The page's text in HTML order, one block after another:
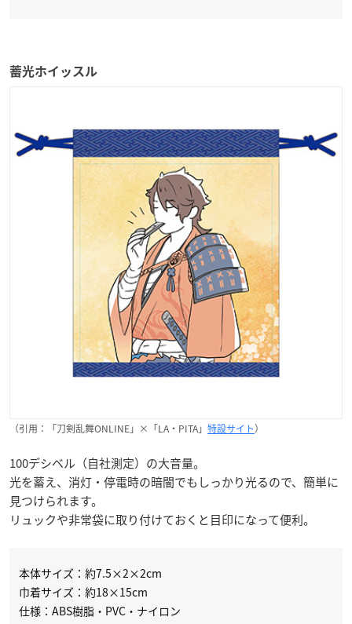
蓄光ホイッスル
（引用：「刀剣乱舞ONLINE」×「LA・PITA」 特設サイト）
100デシベル（自社測定）の大音量。
光を蓄え、消灯・停電時の暗闇でもしっかり光るので、簡単に
見つけられます。
リュックや非常袋に取り付けておくと目印になって便利。
本体サイズ：約7.5×2×2cm
巾着サイズ：約18×15cm
仕様：ABS樹脂・PVC・ナイロン